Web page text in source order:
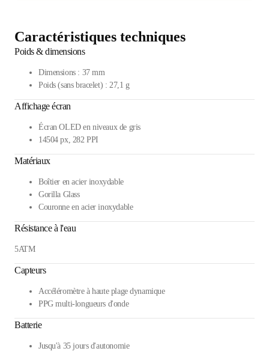
Caractéristiques techniques
Poids & dimensions
Dimensions : 37 mm
Poids (sans bracelet) : 27,1 g
Affichage écran
Écran OLED en niveaux de gris
14504 px, 282 PPI
Matériaux
Boîtier en acier inoxydable
Gorilla Glass
Couronne en acier inoxydable
Résistance à l'eau
5ATM
Capteurs
Accéléromètre à haute plage dynamique
PPG multi-longueurs d'onde
Batterie
Jusqu'à 35 jours d'autonomie